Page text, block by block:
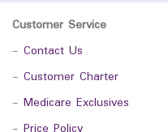
Customer Service
- Contact Us
- Customer Charter
- Medicare Exclusives